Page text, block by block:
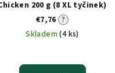
200 g (8 XL tyčinek)
€7,76 ?
Skladem(4 ks)